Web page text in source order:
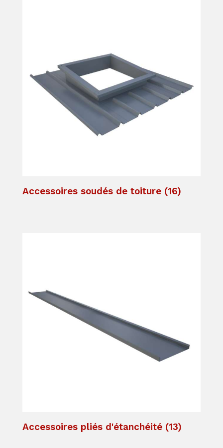
Accessoires soudés de toiture (16)
Accessoires pliés d'étanchéité (13)